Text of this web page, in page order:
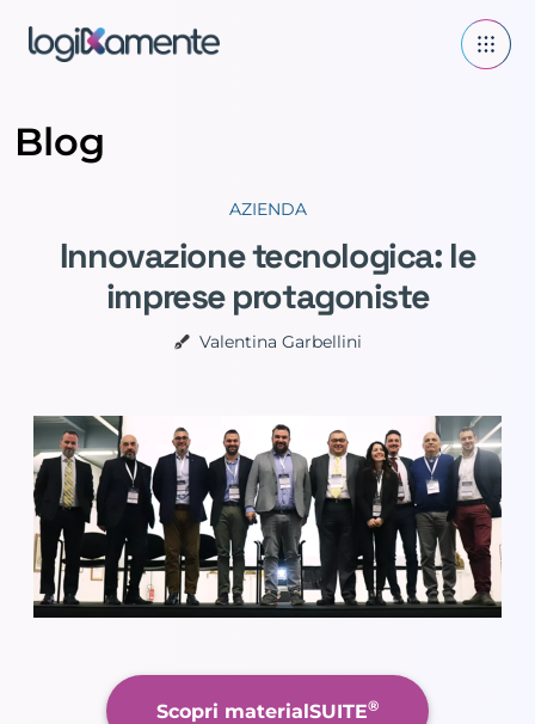
Blog
AZIENDA
Innovazione tecnologica: le
imprese protagoniste
Valentina Garbellini
Scopri materialSUITE®